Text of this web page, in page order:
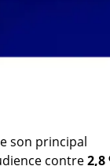
son principal
contre2,8